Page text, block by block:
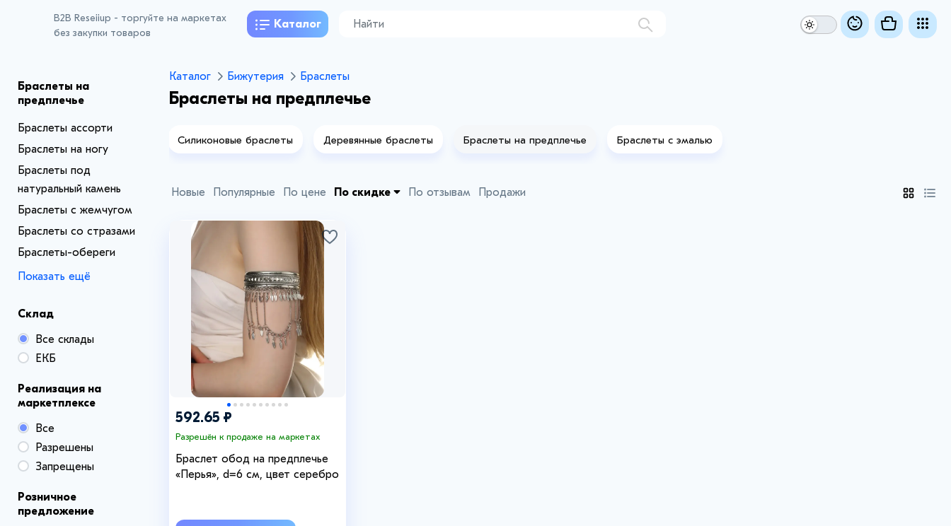
B2B Reseiiup - торгуйте на маркетах
без закупки товаров
Каталог
Браслеты на
предплечье
Браслеты ассорти
Браслеты на ногу
Браслеты под
натуральный камень
Браслеты с жемчугом
Браслеты со стразами
Браслеты-обереги
Показать ещё
Склад
Все склады
ЕКБ
Реализация на
маркетплексе
Все
Разрешены
Запрещены
Розничное
предложение
Каталог Бижутерия Браслеты
Браслеты на предплечье
браслеты
Силиконовые браслеты Деревянные браслеты Браслеты на предплечье Браслеты с эмалью
Новые Популярные По цене По скидке По отзывам Продажи
592.65 ₽
Разрешён к продаже на маркетах
Браслет обод на предплечье
«Перья», d=6 см, цвет серебро